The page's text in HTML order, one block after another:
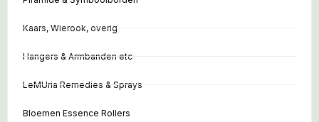
Kaars, Wierook, overig
Hangers & Armbanden etc
LeMUria Remedies & Sprays
Bloemen Essence Rollers